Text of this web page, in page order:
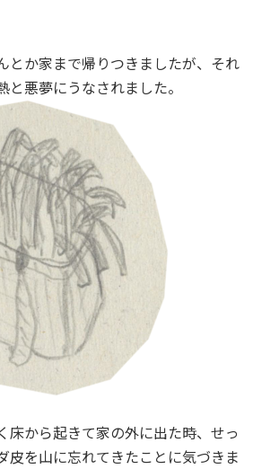
とか家まで帰りつきましたが、それ
と悪夢にうなされました。
床から起きて家の外に出た時、せっ
皮を山に忘れてきたことに気づきま